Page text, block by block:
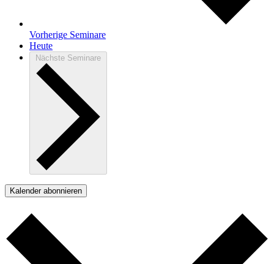
Vorherige Seminare
Heute
Nächste Seminare
Kalender abonnieren